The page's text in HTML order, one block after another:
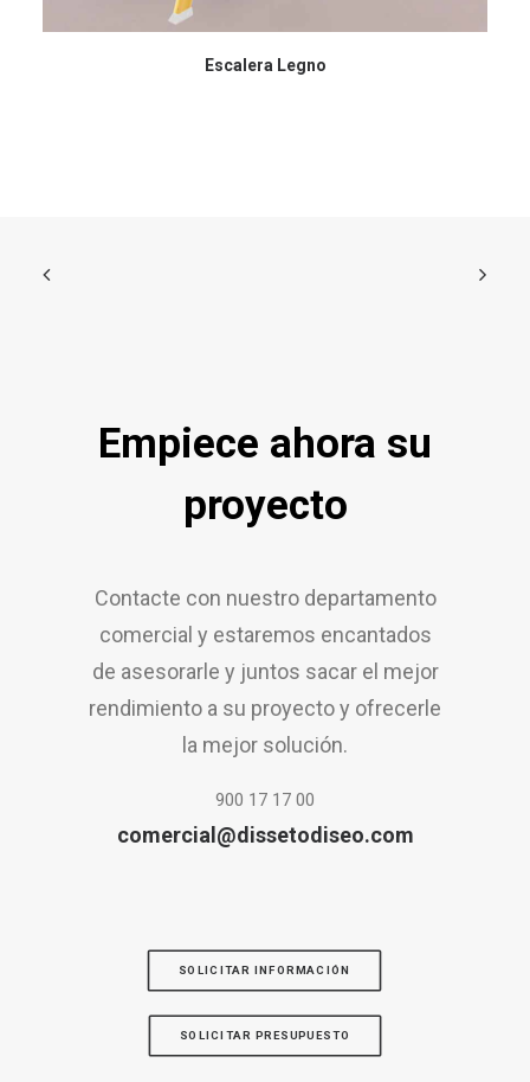
Escalera Legno
Empiece ahora su
proyecto
Contacte con nuestro departamento
comercial y estaremos encantados
de asesorarle y juntos sacar el mejor
rendimiento a su proyecto y ofrecerle
la mejor solución.
900 17 17 00
comercial@dissetodiseo.com
SOLICITAR INFORMACIÓN
SOLICITAR PRESUPUESTO